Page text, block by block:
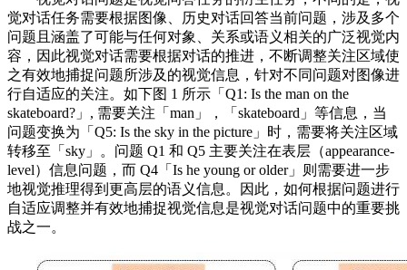
觉对话任务需要根据图像、历史对话回答当前问题，涉及多个
问题且涵盖了可能与任何对象、关系或语义相关的广泛视觉内
容，因此视觉对话需要根据对话的推进，不断调整关注区域使
之有效地捕捉问题所涉及的视觉信息，针对不同问题对图像进
行自适应的关注。如下图 1 所示「Q1: Is the man on the
skateboard?」, 需要关注「man」，「skateboard」等信息，当
问题变换为「Q5: Is the sky in the picture」时，需要将关注区域
转移至「sky」。问题 Q1 和 Q5 主要关注在表层（appearance-
level）信息问题，而 Q4「Is he young or older」则需要进一步
地视觉推理得到更高层的语义信息。因此，如何根据问题进行
自适应调整并有效地捕捉视觉信息是视觉对话问题中的重要挑
战之一。